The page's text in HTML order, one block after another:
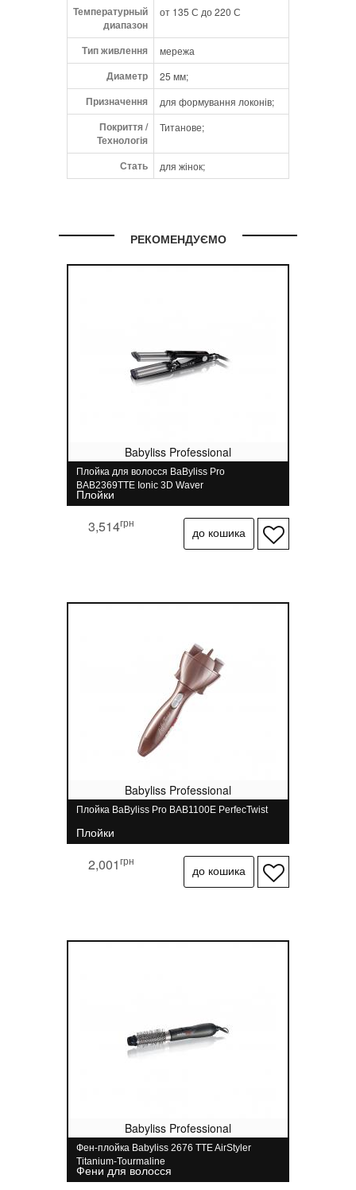
Температурный
диапазон
от 135 С до 220 С
Тип живлення мережа
Диаметр 25 мм;
Призначення для формування локонів;
Покриття /
Технологія
Титанове;
Стать для жінок;
РЕКОМЕНДУЄМО
Babyliss Professional
Плойка для волосся BaByliss Pro
BAB2369TTE Ionic 3D Waver
Плойки
3,514грн
Babyliss Professional
Плойка BaByliss Pro BAB1100E PerfecTwist
Плойки
2,001грн
Babyliss Professional
Фен-плойка Babyliss 2676 TTE AirStyler
Titanium-Tourmaline
Фени для волосся